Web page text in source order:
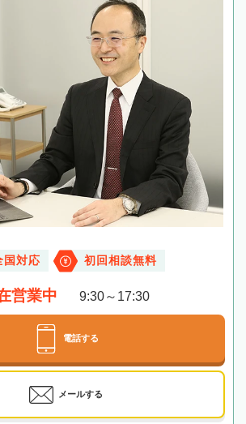
国対応 初回相談無料
営業中 9:30～17:30
電話する
メールする